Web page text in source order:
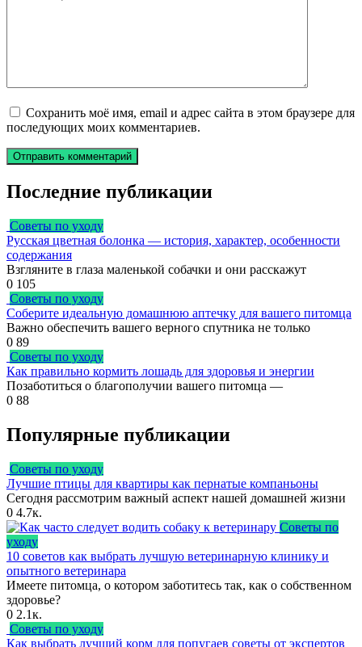
Сохранить моё имя, email и адрес сайта в этом браузере для
последующих моих комментариев.
Последние публикации
Советы по уходу
Русская цветная болонка — история, характер, особенности
содержания
Взгляните в глаза маленькой собачки и они расскажут
0 105
Советы по уходу
Соберите идеальную домашнюю аптечку для вашего питомца
Важно обеспечить вашего верного спутника не только
0 89
Советы по уходу
Как правильно кормить лошадь для здоровья и энергии
Позаботиться о благополучии вашего питомца —
0 88
Популярные публикации
Советы по уходу
Лучшие птицы для квартиры как пернатые компаньоны
Сегодня рассмотрим важный аспект нашей домашней жизни
0 4.7к.
Советы по
уходу
10 советов как выбрать лучшую ветеринарную клинику и
опытного ветеринара
Имеете питомца, о котором заботитесь так, как о собственном
здоровье?
0 2.1к.
Советы по уходу
Как выбрать лучший корм для попугаев советы от экспертов